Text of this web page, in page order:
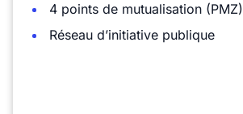
4 points de mutualisation (PMZ)
Réseau d’initiative publique